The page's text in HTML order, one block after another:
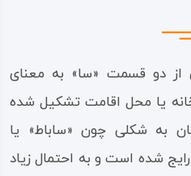
از دو قسمت «سا» به معنای
یا محل اقامت تشکیل شده
به شکلی چون «ساباط» یا
رایج شده است و به احتمال زیاد